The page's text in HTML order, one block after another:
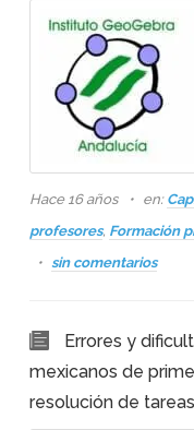
Hace 16 años en:
profesores, Formación
sin comentarios
Errores y
mexicanos de
resolución de